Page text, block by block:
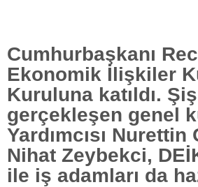
Cumhurbaşkanı
Ekonomik İlişkiler
Kuruluna katıldı.
gerçekleşen genel
Yardımcısı
Nihat Zeybekci,
ile iş adamları da